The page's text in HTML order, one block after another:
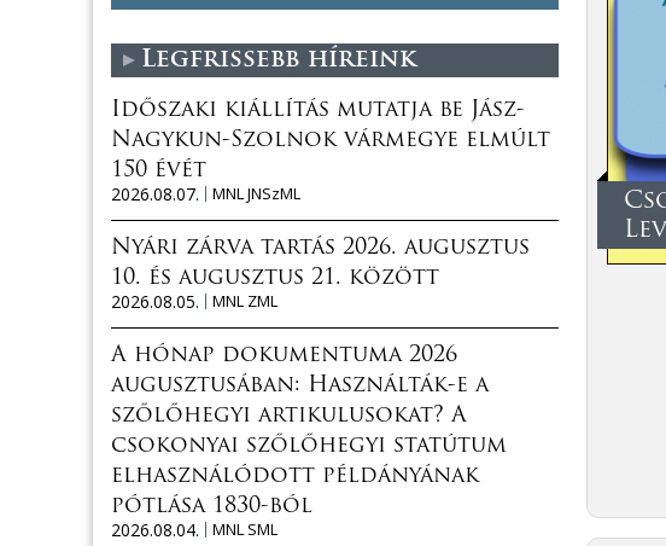
Legfrissebb híreink
Időszaki kiállítás mutatja be Jász-
Nagykun-Szolnok vármegye elmúlt
150 évét
2026.08.07.
MNL JNSzML
Nyári zárva tartás 2026. augusztus
10. és augusztus 21. között
2026.08.05.
MNL ZML
A hónap dokumentuma 2026
augusztusában: Használták-e a
szőlőhegyi artikulusokat? A
csokonyai szőlőhegyi statútum
elhasználódott példányának
pótlása 1830-ból
2026.08.04.
MNL SML